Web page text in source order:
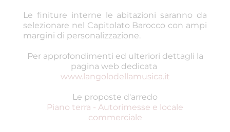
Le finiture interne le abitazioni saranno da
selezionare nel Capitolato Barocco con ampi
margini di personalizzazione.
Per approfondimenti ed ulteriori dettagli la
pagina web dedicata
www.langolodellamusica.it
Le proposte d'arredo
Piano terra - Autorimesse e locale
commerciale